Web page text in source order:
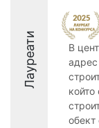
Лауреати
В
адрес
който
обект